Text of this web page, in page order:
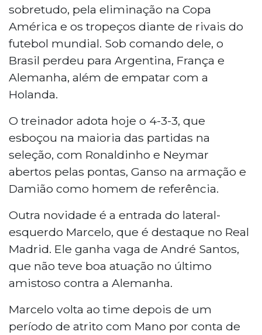
sobretudo, pela eliminação na Copa
América e os tropeços diante de rivais do
futebol mundial. Sob comando dele, o
Brasil perdeu para Argentina, França e
Alemanha, além de empatar com a
Holanda.
O treinador adota hoje o 4-3-3, que
esboçou na maioria das partidas na
seleção, com Ronaldinho e Neymar
abertos pelas pontas, Ganso na armação e
Damião como homem de referência.
Outra novidade é a entrada do lateral-
esquerdo Marcelo, que é destaque no Real
Madrid. Ele ganha vaga de André Santos,
que não teve boa atuação no último
amistoso contra a Alemanha.
Marcelo volta ao time depois de um
período de atrito com Mano por conta de